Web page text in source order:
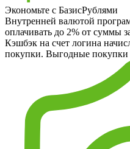
Экономьте с БазисРублями
Внутренней валютой
оплачивать до 2% от суммы
Кэшбэк на счет логина
покупки. Выгодные покупки